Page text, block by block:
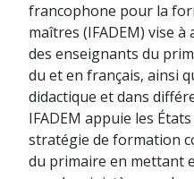
francophone pour la
maîtres (IFADEM) vise
des enseignants du
du et en français, ainsi
didactique et dans
IFADEM appuie les
stratégie de formation
du primaire en mettant